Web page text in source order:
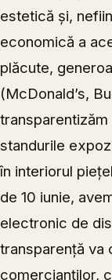
estetică și,
economică a
plăcute,
(McDonald’s,
standurile
în interiorul
de 10 iunie,
electronic de
transparență va
comercianților,